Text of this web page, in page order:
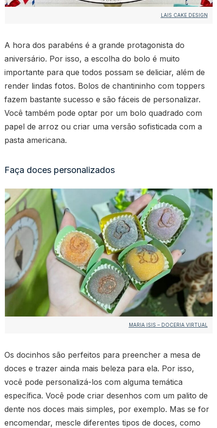
LAIS CAKE DESIGN
A hora dos parabéns é a grande protagonista do
aniversário. Por isso, a escolha do bolo é muito
importante para que todos possam se deliciar, além de
render lindas fotos. Bolos de chantininho com toppers
fazem bastante sucesso e são fáceis de personalizar.
Você também pode optar por um bolo quadrado com
papel de arroz ou criar uma versão sofisticada com a
pasta americana.
Faça doces personalizados
MARIA ISIS – DOCERIA VIRTUAL
Os docinhos são perfeitos para preencher a mesa de
doces e trazer ainda mais beleza para ela. Por isso,
você pode personalizá-los com alguma temática
específica. Você pode criar desenhos com um palito de
dente nos doces mais simples, por exemplo. Mas se for
encomendar, mescle diferentes tipos de doces, como